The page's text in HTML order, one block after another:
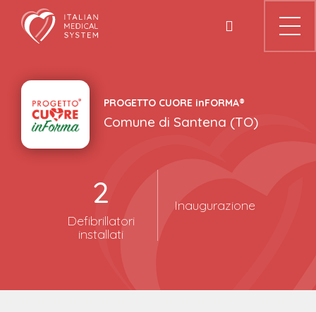
content
PROGETTO CUORE inFORMA®
Comune di Santena (TO)
2
Defibrillatori
installati
Inaugurazione